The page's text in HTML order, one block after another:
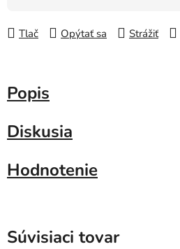
Tlač Opýtať sa Strážiť
Popis
Diskusia
Hodnotenie
Súvisiaci tovar